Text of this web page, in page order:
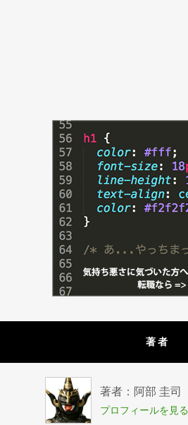
著者
著者：阿部 圭司
プロフィールを見る